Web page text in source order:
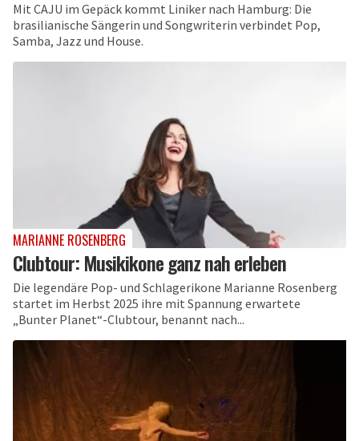
Mit CAJU im Gepäck kommt Liniker nach Hamburg: Die
brasilianische Sängerin und Songwriterin verbindet Pop,
Samba, Jazz und House.
MARIANNE ROSENBERG
Clubtour: Musikikone ganz nah erleben
Die legendäre Pop- und Schlagerikone Marianne Rosenberg
startet im Herbst 2025 ihre mit Spannung erwartete
„Bunter Planet“-Clubtour, benannt nach...